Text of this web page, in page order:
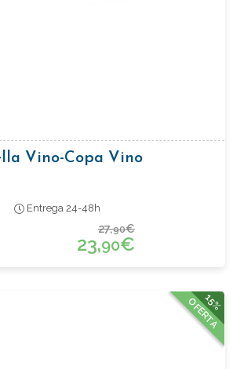
Vino-Copa Vino
Entrega 24-48h
27,90€
23,90€
15%
OFERTA